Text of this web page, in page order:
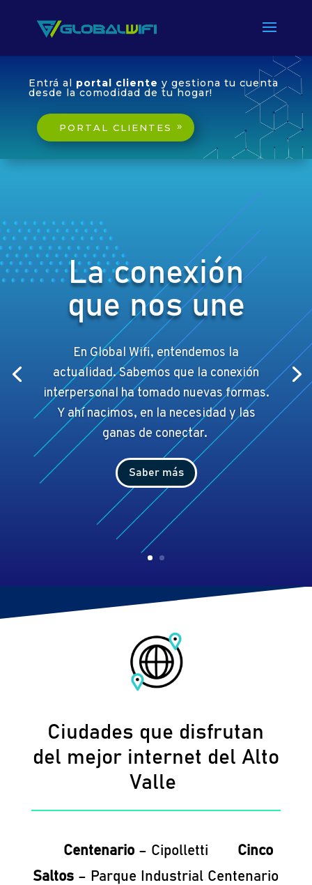
Entrá al portal cliente y gestiona tu cuenta
desde la comodidad de tu hogar!
PORTAL CLIENTES
La conexión
que nos une
En Global Wifi, entendemos la
actualidad. Sabemos que la conexión
interpersonal ha tomado nuevas formas.
Y ahí nacimos, en la necesidad y las
ganas de conectar.
Saber más
Ciudades que disfrutan
del mejor internet del Alto
Valle
Centenario – Cipolletti
Cinco
Saltos – Parque Industrial Centenario